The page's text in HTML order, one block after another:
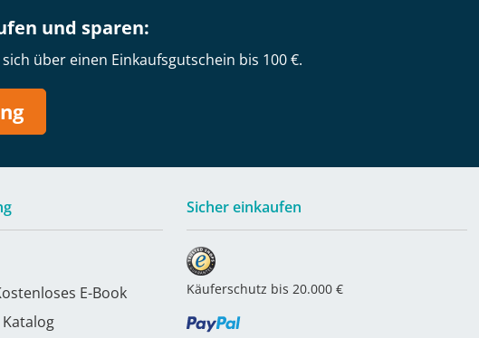
und sparen:
über einen Einkaufsgutschein bis 100 €.
E-Book
Sicher einkaufen
Käuferschutz bis 20.000 €